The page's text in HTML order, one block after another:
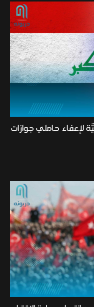
لإعفاء حاملي جوازات